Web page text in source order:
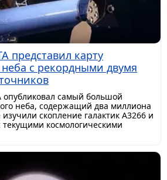
представил карту
неба с рекордными двумя
опубликовал самый большой
неба, содержащий два миллиона
скопление галактик A3266 и
космологическими